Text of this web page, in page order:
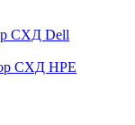
СХД Dell
СХД HPE